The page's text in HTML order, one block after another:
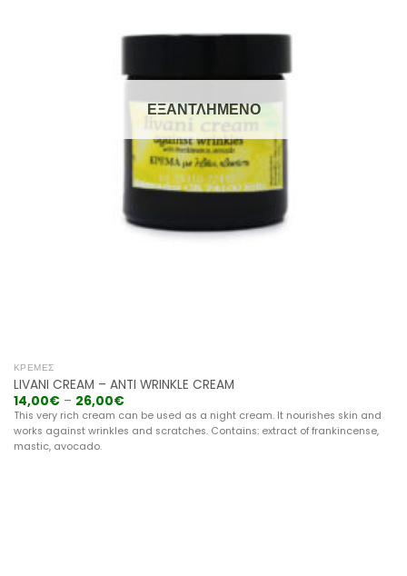
ΕΞΑΝΤΛΗΜΈΝΟ
ΚΡΈΜΕΣ
LIVANI CREAM – ANTI WRINKLE CREAM
14,00€– 26,00€
This very rich cream can be used as a night cream. It nourishes skin and
works against wrinkles and scratches. Contains: extract of frankincense,
mastic, avocado.